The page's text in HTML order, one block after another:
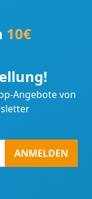
10€
Angebote von
ANMELDEN